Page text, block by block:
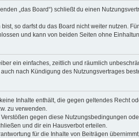
„das Board“) schließt du einen
so darfst du das Board nicht weiter nutzen.
und kann von beiden Seiten ohne
ein einfaches, zeitlich und räumlich
nach Kündigung des Nutzungsvertrages
Inhalte enthält, die gegen geltendes Recht
zu verwenden.
gegen diese Nutzungsbedingungen
und dir ein Hausverbot erteilen.
für die Inhalte von Beiträgen